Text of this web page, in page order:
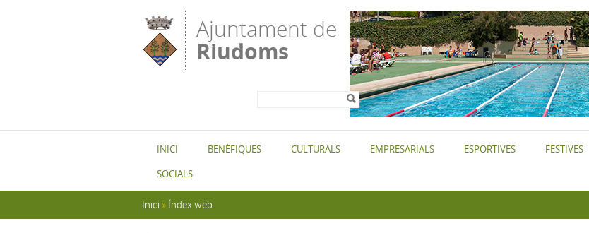
Ajuntament de
Riudoms
Formulari de
INICI BENÈFIQUES CULTURALS EMPRESARIALS ESPORTIVES FESTIVES
SOCIALS
Inici » Índex web